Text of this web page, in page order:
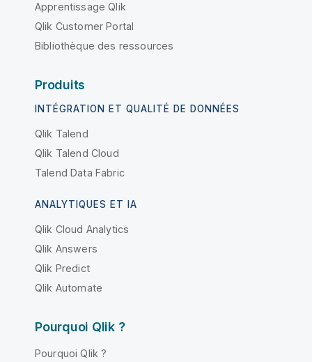
Apprentissage Qlik
Qlik Customer Portal
Bibliothèque des ressources
Produits
INTÉGRATION ET QUALITÉ DE DONNÉES
Qlik Talend
Qlik Talend Cloud
Talend Data Fabric
ANALYTIQUES ET IA
Qlik Cloud Analytics
Qlik Answers
Qlik Predict
Qlik Automate
Pourquoi Qlik ?
Pourquoi Qlik ?